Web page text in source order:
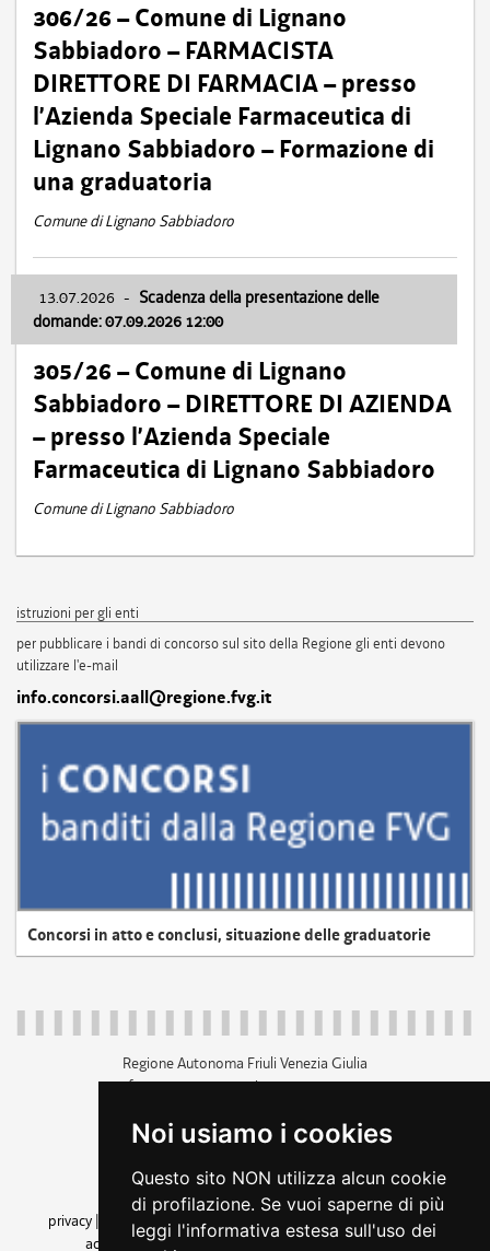
Noi usiamo i cookies
Questo sito NON utilizza alcun cookie
di profilazione. Se vuoi saperne di più
leggi l'informativa estesa sull'uso dei
306/26 – Comune di Lignano
Sabbiadoro – FARMACISTA
DIRETTORE DI FARMACIA – presso
l’Azienda Speciale Farmaceutica di
Lignano Sabbiadoro – Formazione di
una graduatoria
Comune di Lignano Sabbiadoro
13.07.2026 - Scadenza della presentazione delle
domande: 07.09.2026 12:00
305/26 – Comune di Lignano
Sabbiadoro – DIRETTORE DI AZIENDA
– presso l’Azienda Speciale
Farmaceutica di Lignano Sabbiadoro
Comune di Lignano Sabbiadoro
istruzioni per gli enti
per pubblicare i bandi di concorso sul sito della Regione gli enti devono
utilizzare l'e-mail
info.concorsi.aall@regione.fvg.it
Concorsi in atto e conclusi, situazione delle graduatorie
Regione Autonoma Friuli Venezia Giulia
c.f. 80014930327; p.iva 00526040324
+39 040 3771111
amministrazione trasparente
privacy
cookie |note legali accessibilità
dichiarazione di
accessibilità| feedback cambio preferenze cookie